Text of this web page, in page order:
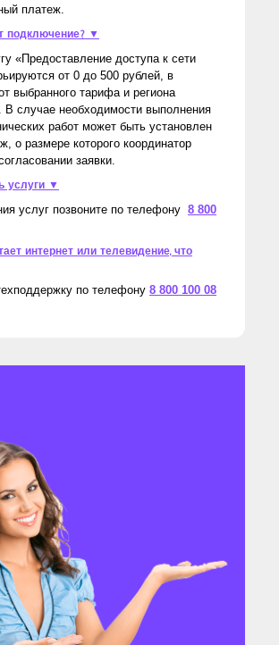
платеж.
подключение? ▼
«Предоставление доступа к сети
от 0 до 500 рублей, в
выбранного тарифа и региона
В случае необходимости выполнения
работ может быть установлен
о размере которого координатор
заявки.
услуги ▼
услуг позвоните по телефону 8 800
интернет или телевидение, что
по телефону 8 800 100 08